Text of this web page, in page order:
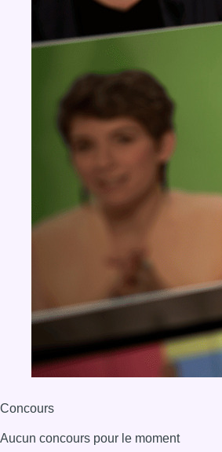
Concours
Aucun concours pour le moment